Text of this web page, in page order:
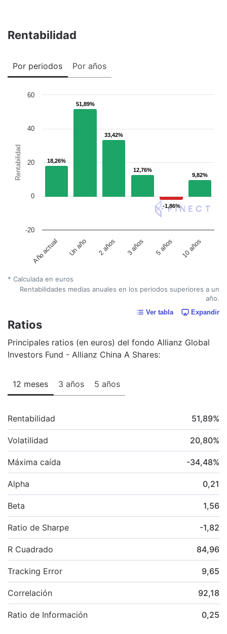
Rentabilidad
Por periodos Por años
Rentabilidad 18,26%
18,26%
51,89%
51,89%
33,42%
33,42%
12,76%
12,76%
-1,86%
-1,86%
9,82%
9,82%
Año actual Un año 2 años 3 años 5 años 10 años
0
20
40
60
-20
* Calculada en euros
Rentabilidades medias anuales en los periodos superiores a un
año.
Ver tabla Expandir
Ratios
Principales ratios (en euros) del fondo Allianz Global
Investors Fund - Allianz China A Shares:
12 meses 3 años 5 años
Rentabilidad 51,89%
Volatilidad 20,80%
Máxima caída -34,48%
Alpha 0,21
Beta 1,56
Ratio de Sharpe -1,82
R Cuadrado 84,96
Tracking Error 9,65
Correlación 92,18
Ratio de Información 0,25